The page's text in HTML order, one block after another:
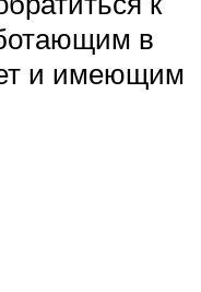
в
и имеющим